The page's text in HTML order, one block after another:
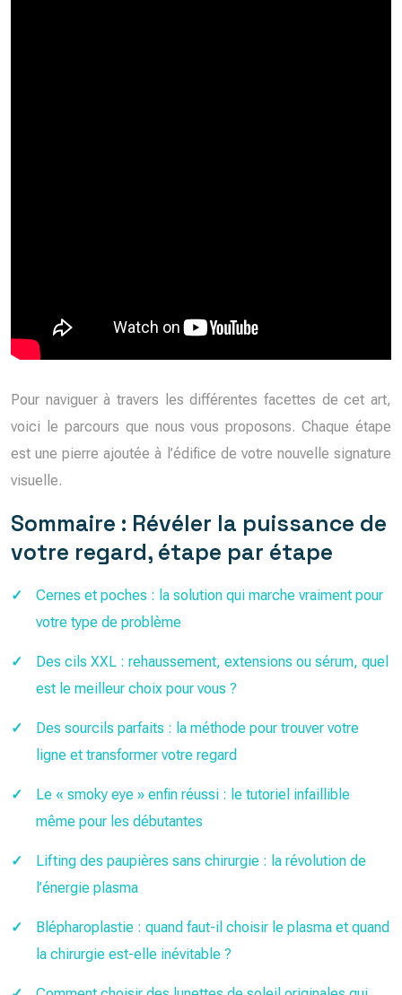
Pour naviguer à travers les différentes facettes de cet art,
voici le parcours que nous vous proposons. Chaque étape
est une pierre ajoutée à l’édifice de votre nouvelle signature
visuelle.
Sommaire : Révéler la puissance de
votre regard, étape par étape
Cernes et poches : la solution qui marche vraiment pour
votre type de problème
Des cils XXL : rehaussement, extensions ou sérum, quel
est le meilleur choix pour vous ?
Des sourcils parfaits : la méthode pour trouver votre
ligne et transformer votre regard
Le « smoky eye » enfin réussi : le tutoriel infaillible
même pour les débutantes
Lifting des paupières sans chirurgie : la révolution de
l’énergie plasma
Blépharoplastie : quand faut-il choisir le plasma et quand
la chirurgie est-elle inévitable ?